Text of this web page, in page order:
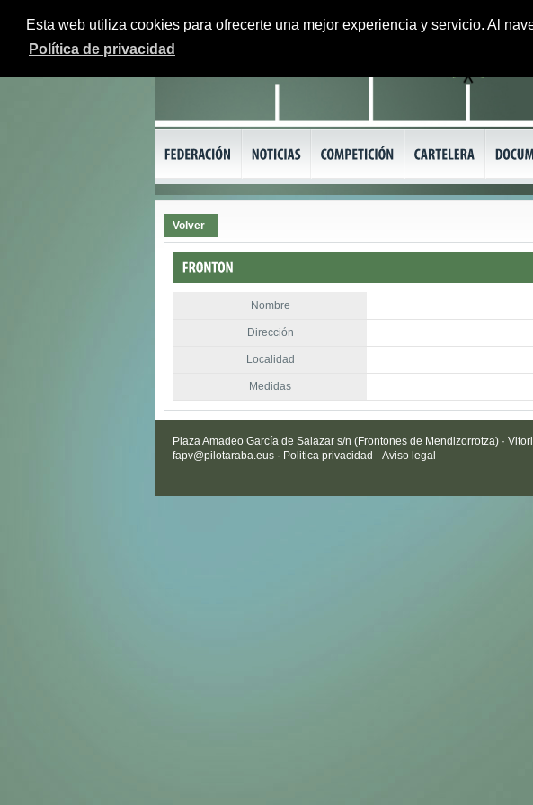
Esta web utiliza cookies para ofrecerte una mejor experiencia y servicio. Al
Política de privacidad
Volver
Nombre
Dirección
Localidad
Medidas
Plaza Amadeo García de Salazar s/n (Frontones de Mendizorrotza) ·
fapv@pilotaraba.eus · Politica privacidad - Aviso legal